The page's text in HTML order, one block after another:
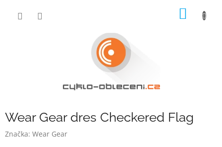
Wear Gear dres Checkered Flag
Značka: Wear Gear